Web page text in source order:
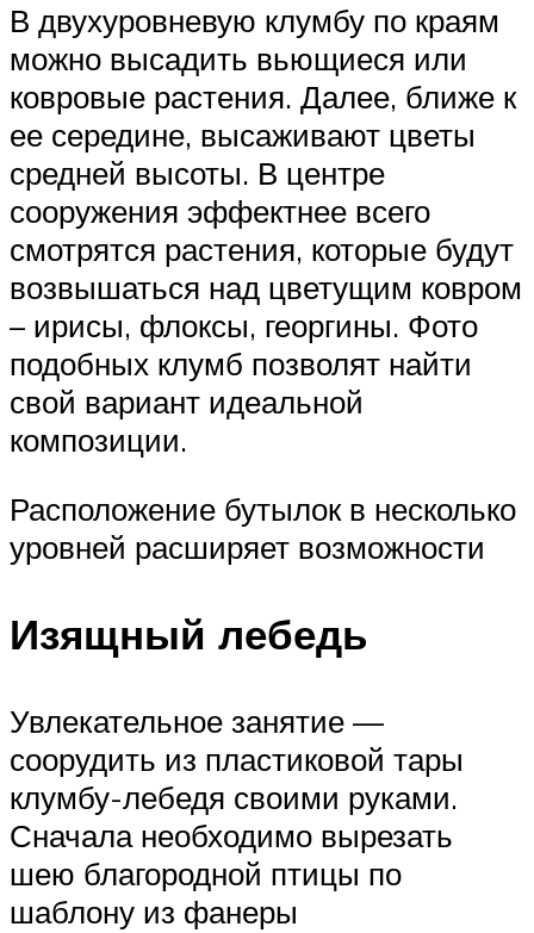
В двухуровневую клумбу по краям
можно высадить вьющиеся или
ковровые растения. Далее, ближе к
ее середине, высаживают цветы
средней высоты. В центре
сооружения эффектнее всего
смотрятся растения, которые будут
возвышаться над цветущим ковром
– ирисы, флоксы, георгины. Фото
подобных клумб позволят найти
свой вариант идеальной
композиции.
Расположение бутылок в несколько
уровней расширяет возможности
Изящный лебедь
Увлекательное занятие —
соорудить из пластиковой тары
клумбу-лебедя своими руками.
Сначала необходимо вырезать
шею благородной птицы по
шаблону из фанеры